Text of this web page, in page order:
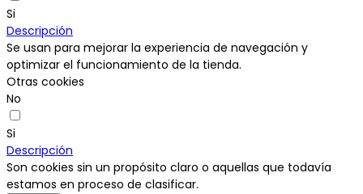
Si
Descripción
Se usan para mejorar la experiencia de navegación y
optimizar el funcionamiento de la tienda.
Otras cookies
No
Si
Descripción
Son cookies sin un propósito claro o aquellas que todavía
estamos en proceso de clasificar.